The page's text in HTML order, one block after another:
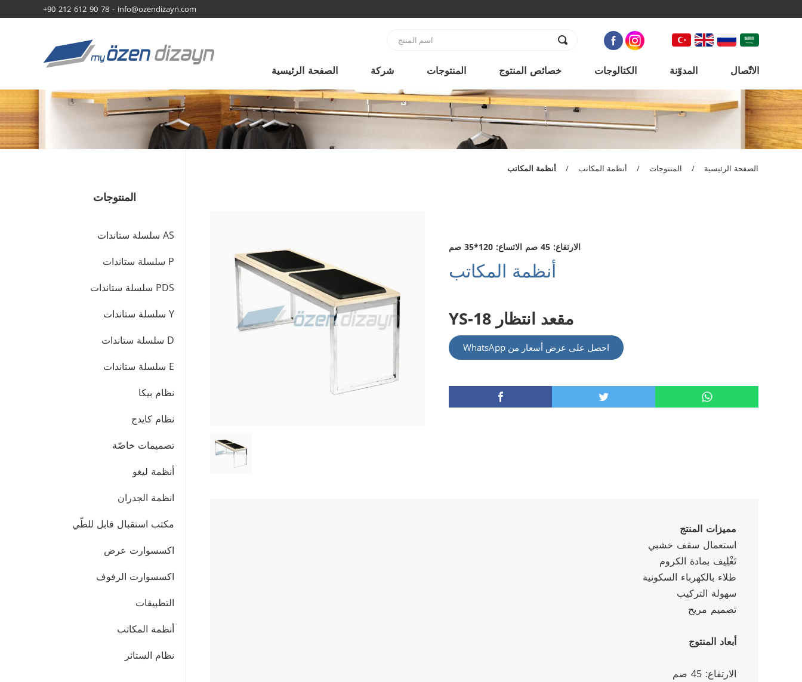
+90 212 612 90 78 - info@ozendizayn.com
الصفحة الرئيسية شركة المنتوجات خصائص المنتوج الكتالوجات المدوّنة الاتّصال
المنتوجات
AS سلسلة ستاندات
P سلسلة ستاندات
PDS سلسلة ستاندات
Y سلسلة ستاندات
D سلسلة ستاندات
E سلسلة ستاندات
نظام بيكا
نظام كايدج
تصميمات خاصّة
أنظمة ليغو
انظمة الجدران
مكتب استقبال قابل للطّي
اكسسوارت عرض
اكسسوارت الرفوف
التطبيقات
أنظمة المكاتب
نظام الستائر
الصفحة الرئيسية / المنتوجات / أنظمة المكاتب / أنظمة المكاتب
الارتفاع: 45 صم الاتساع: 120*35 صم
أنظمة المكاتب
YS-18 مقعد انتظار
احصل على عرض أسعار من WhatsApp
مميزات المنتج
استعمال سقف خشبي
تَغْلِيف بمادة الكروم
طلاء بالكهرباء السكونية
سهولة التركيب
تصميم مريح
أبعاد المنتوج
الارتفاع: 45 صم